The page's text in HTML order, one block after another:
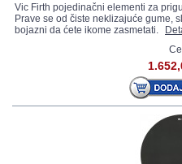
Vic Firth pojedinačni elementi za
Prave se od čiste neklizajuće gume,
bojazni da ćete ikome zasmetati.